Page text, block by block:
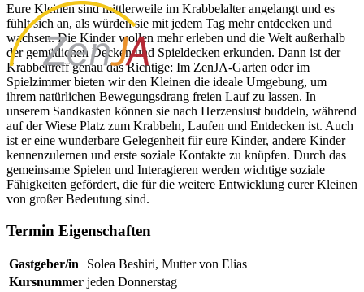
Eure Kleinen sind mittlerweile im Krabbelalter angelangt und es
fühlt sich an, als würden sie mit jedem Tag mehr entdecken und
wachsen. Die Kinder wollen mehr erleben und die Welt außerhalb
der gemütlichen Decken und Spieldecken erkunden. Dann ist der
Krabbeltreff genau das Richtige: Im ZenJA-Garten oder im
Spielzimmer bieten wir den Kleinen die ideale Umgebung, um
ihrem natürlichen Bewegungsdrang freien Lauf zu lassen. In
unserem Sandkasten können sie nach Herzenslust buddeln, während
auf der Wiese Platz zum Krabbeln, Laufen und Entdecken ist. Auch
ist er eine wunderbare Gelegenheit für eure Kinder, andere Kinder
kennenzulernen und erste soziale Kontakte zu knüpfen. Durch das
gemeinsame Spielen und Interagieren werden wichtige soziale
Fähigkeiten gefördert, die für die weitere Entwicklung eurer Kleinen
von großer Bedeutung sind.
Termin Eigenschaften
Gastgeber/in
Solea Beshiri, Mutter von Elias
Kursnummer jeden Donnerstag